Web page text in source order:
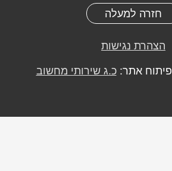
חזרה למעלה
הצהרת נגישות
אתר:כ.ג שירותי מחשוב